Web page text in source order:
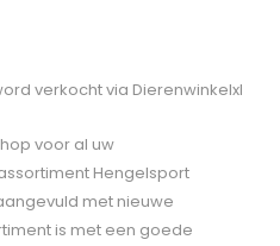
verkocht via Dierenwinkelxl
voor al uw
Hengelsport
met nieuwe
is met een goede